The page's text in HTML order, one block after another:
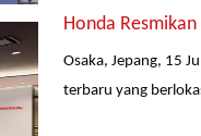
Honda
Osaka, Jepang, 15
terbaru yang